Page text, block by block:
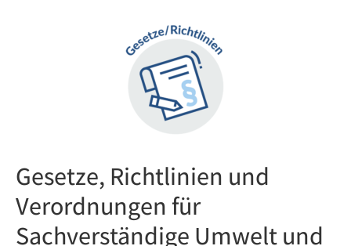
Gesetze, Richtlinien und
Verordnungen für
Sachverständige Umwelt und